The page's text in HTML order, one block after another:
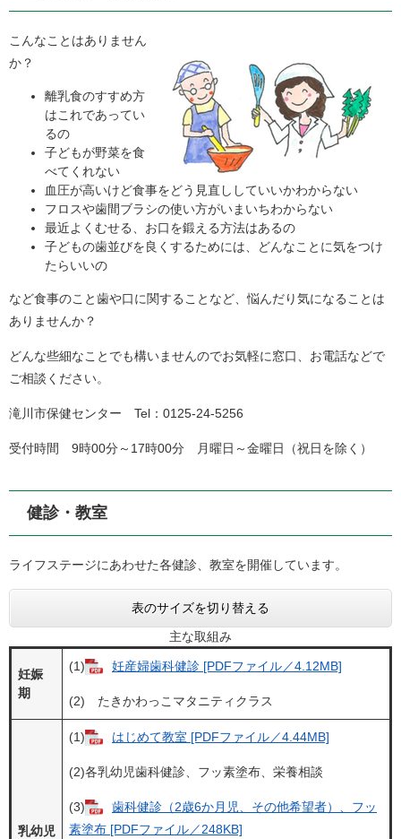
こんなことはありません
か？
離乳食のすすめ方
はこれであってい
るの
子どもが野菜を食
べてくれない
血圧が高いけど食事をどう見直ししていいかわからない
フロスや歯間ブラシの使い方がいまいちわからない
最近よくむせる、お口を鍛える方法はあるの
子どもの歯並びを良くするためには、どんなことに気をつけ
たらいいの
など食事のこと歯や口に関することなど、悩んだり気になることは
ありませんか？
どんな些細なことでも構いませんのでお気軽に窓口、お電話などで
ご相談ください。
滝川市保健センター Tel：0125-24-5256
受付時間 9時00分～17時00分 月曜日～金曜日（祝日を除く）
健診・教室
ライフステージにあわせた各健診、教室を開催しています。
表のサイズを切り替える
主な取組み
妊娠
期
(1) 妊産婦歯科健診 [PDFファイル／4.12MB]
(2) たきかわっこマタニティクラス
乳幼児
(1) はじめて教室 [PDFファイル／4.44MB]
(2)各乳幼児歯科健診、フッ素塗布、栄養相談
(3)
歯科健診（2歳6か月児、その他希望者）、フッ
素塗布 [PDFファイル／248KB]